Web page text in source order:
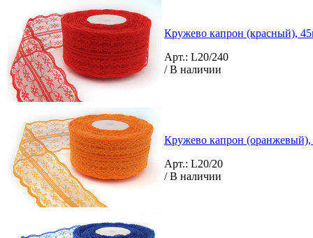
Кружево капрон (красный),
Арт.: L20/240
/ В наличии
Кружево капрон
Арт.: L20/20
/ В наличии